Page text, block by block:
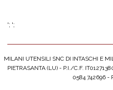
'; ';
MILANI UTENSILI SNC DI INTASCHI E
PIETRASANTA (LU) - P.I./C.F.
0584 742696 -